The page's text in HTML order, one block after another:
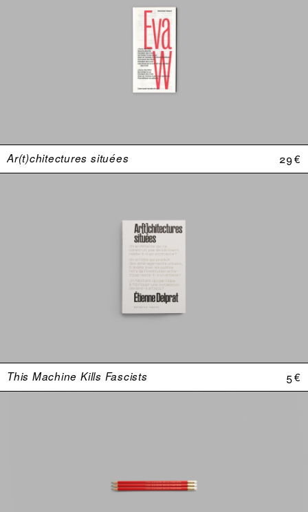
Ar(t)chitectures situées 29 €
This Machine Kills Fascists 5 €